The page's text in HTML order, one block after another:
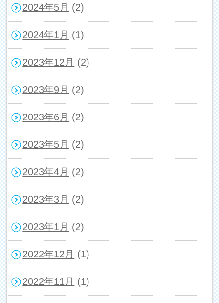
2024年5月 (2)
2024年1月 (1)
2023年12月 (2)
2023年9月 (2)
2023年6月 (2)
2023年5月 (2)
2023年4月 (2)
2023年3月 (2)
2023年1月 (2)
2022年12月 (1)
2022年11月 (1)